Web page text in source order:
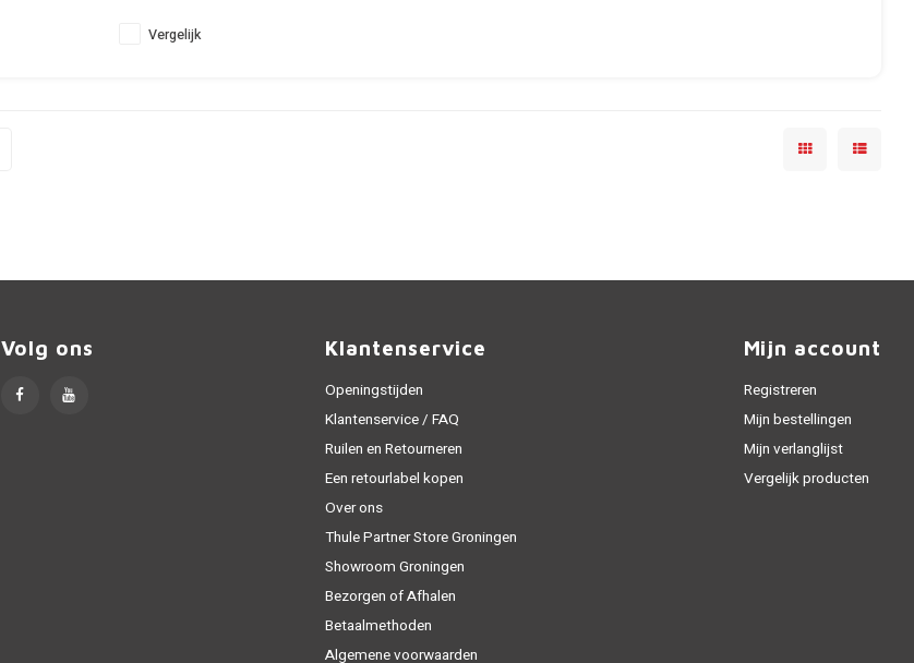
Vergelijk
Volg ons Klantenservice
Openingstijden
Klantenservice / FAQ
Ruilen en Retourneren
Een retourlabel kopen
Over ons
Thule Partner Store Groningen
Showroom Groningen
Bezorgen of Afhalen
Betaalmethoden
Algemene voorwaarden
Mijn account
Registreren
Mijn bestellingen
Mijn verlanglijst
Vergelijk producten